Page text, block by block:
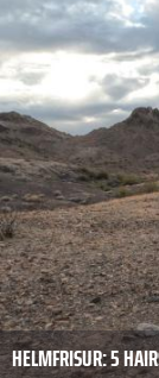
HELMFRISUR: 5